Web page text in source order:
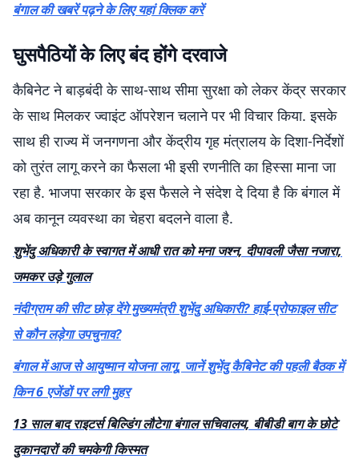
बंगाल की खबरें पढ़ने के लिए यहां क्लिक करें
घुसपैठियों के लिए बंद होंगे दरवाजे
कैबिनेट ने बाड़बंदी के साथ-साथ सीमा सुरक्षा को लेकर केंद्र सरकार
के साथ मिलकर ज्वाइंट ऑपरेशन चलाने पर भी विचार किया. इसके
साथ ही राज्य में जनगणना और केंद्रीय गृह मंत्रालय के दिशा-निर्देशों
को तुरंत लागू करने का फैसला भी इसी रणनीति का हिस्सा माना जा
रहा है. भाजपा सरकार के इस फैसले ने संदेश दे दिया है कि बंगाल में
अब कानून व्यवस्था का चेहरा बदलने वाला है.
शुभेंदु अधिकारी के स्वागत में आधी रात को मना जश्न, दीपावली जैसा नजारा,
जमकर उड़े गुलाल
नंदीग्राम की सीट छोड़ देंगे मुख्यमंत्री शुभेंदु अधिकारी? हाई-प्रोफाइल सीट
से कौन लड़ेगा उपचुनाव?
बंगाल में आज से आयुष्मान योजना लागू, जानें शुभेंदु कैबिनेट की पहली बैठक में
किन 6 एजेंडों पर लगी मुहर
13 साल बाद राइटर्स बिल्डिंग लौटेगा बंगाल सचिवालय, बीबीडी बाग के छोटे
दुकानदारों की चमकेगी किस्मत